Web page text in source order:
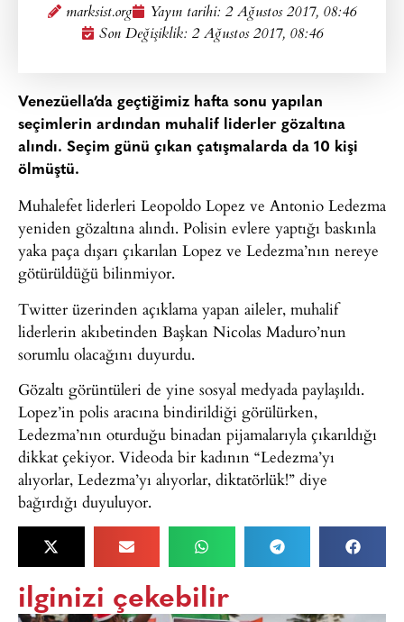
marksist.org Yayın tarihi: 2 Ağustos 2017, 08:46
Son Değişiklik: 2 Ağustos 2017, 08:46
Venezüella’da geçtiğimiz hafta sonu yapılan
seçimlerin ardından muhalif liderler gözaltına
alındı. Seçim günü çıkan çatışmalarda da 10 kişi
ölmüştü.
Muhalefet liderleri Leopoldo Lopez ve Antonio Ledezma
yeniden gözaltına alındı. Polisin evlere yaptığı baskınla
yaka paça dışarı çıkarılan Lopez ve Ledezma’nın nereye
götürüldüğü bilinmiyor.
Twitter üzerinden açıklama yapan aileler, muhalif
liderlerin akıbetinden Başkan Nicolas Maduro’nun
sorumlu olacağını duyurdu.
Gözaltı görüntüleri de yine sosyal medyada paylaşıldı.
Lopez’in polis aracına bindirildiği görülürken,
Ledezma’nın oturduğu binadan pijamalarıyla çıkarıldığı
dikkat çekiyor. Videoda bir kadının “Ledezma’yı
alıyorlar, Ledezma’yı alıyorlar, diktatörlük!” diye
bağırdığı duyuluyor.
ilginizi çekebilir